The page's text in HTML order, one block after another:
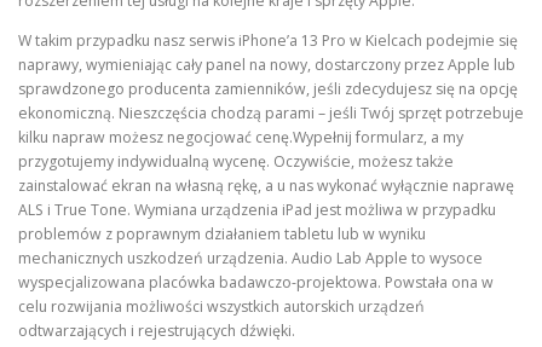
W takim przypadku nasz serwis iPhone’a 13 Pro w Kielcach podejmie się
naprawy, wymieniając cały panel na nowy, dostarczony przez Apple lub
sprawdzonego producenta zamienników, jeśli zdecydujesz się na opcję
ekonomiczną. Nieszczęścia chodzą parami – jeśli Twój sprzęt potrzebuje
kilku napraw możesz negocjować cenę.Wypełnij formularz, a my
przygotujemy indywidualną wycenę. Oczywiście, możesz także
zainstalować ekran na własną rękę, a u nas wykonać wyłącznie naprawę
ALS i True Tone. Wymiana urządzenia iPad jest możliwa w przypadku
problemów z poprawnym działaniem tabletu lub w wyniku
mechanicznych uszkodzeń urządzenia. Audio Lab Apple to wysoce
wyspecjalizowana placówka badawczo-projektowa. Powstała ona w
celu rozwijania możliwości wszystkich autorskich urządzeń
odtwarzających i rejestrujących dźwięki.